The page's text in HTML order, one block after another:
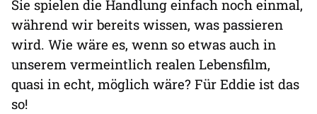
Sie spielen die Handlung einfach noch einmal,
während wir bereits wissen, was passieren
wird. Wie wäre es, wenn so etwas auch in
unserem vermeintlich realen Lebensfilm,
quasi in echt, möglich wäre? Für Eddie ist das
so!